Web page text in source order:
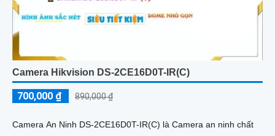
Camera Hikvision DS-2CE16D0T-IR(C)
700,000 ₫ 890,000 ₫
Camera An Ninh DS-2CE16D0T-IR(C) là Camera an ninh chất